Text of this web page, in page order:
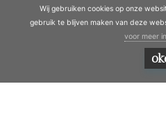
werkwijze. Erg
procesmatig en
(cliënte,
Wij gebruiken cookies op onze
gebruik te blijven maken van deze
voor meer